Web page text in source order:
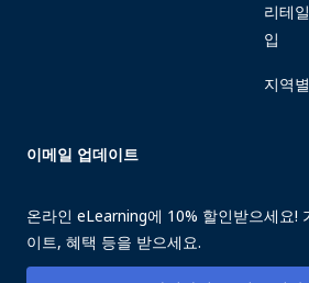
리테
입
지역
이메일 업데이트
온라인 eLearning에 10% 할인받으세요!
이트, 혜택 등을 받으세요.